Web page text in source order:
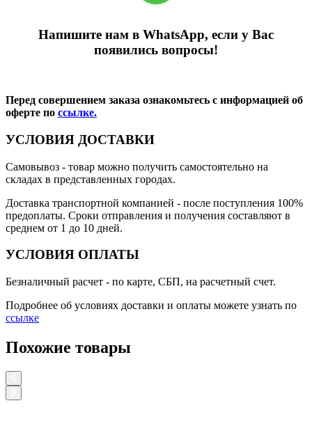
Напишите нам в WhatsApp, если у Вас
появились вопросы!
Перед совершением заказа ознакомьтесь с информацией об
оферте по ссылке.
УСЛОВИЯ ДОСТАВКИ
Самовывоз - товар можно получить самостоятельно на
складах в представленных городах.
Доставка транспортной компанией - после поступления 100%
предоплаты. Сроки отправления и получения составляют в
среднем от 1 до 10 дней.
УСЛОВИЯ ОПЛАТЫ
Безналичный расчет - по карте, СБП, на расчетный счет.
Подробнее об условиях доставки и оплаты можете узнать по
ссылке
Похожие товары